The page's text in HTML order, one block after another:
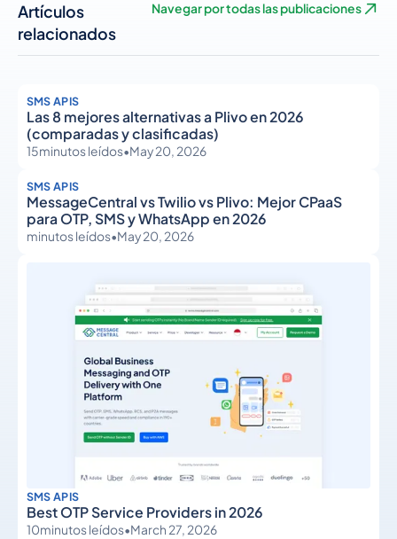
Artículos
relacionados
Navegar por todas las publicaciones
SMS APIS
Las 8 mejores alternativas a Plivo en 2026
(comparadas y clasificadas)
15minutos leídos•May 20, 2026
SMS APIS
MessageCentral vs Twilio vs Plivo: Mejor CPaaS
para OTP, SMS y WhatsApp en 2026
minutos leídos•May 20, 2026
SMS APIS
Best OTP Service Providers in 2026
10minutos leídos•March 27, 2026